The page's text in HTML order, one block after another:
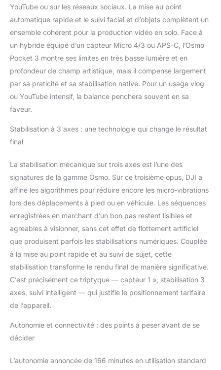
tout en restant au
centre du cadre. Mise
au point rapide et
précise - Osmo Pocket
3 se verrouille sur votre
sujet pour des
séquences nettes et
claires. Que ce soit
pour filmer des scènes
d’action ou des plans
moindres détails.
M et la prof. de couleur
d’enregistrer plus d’un
milliard de coul. et
d’obtenir des effets
visuels saisissants lors
de la post-production.
Idéal pour capturer les
levers et couchers de
soleil. Son immersif -
L’enregistrement stéréo
son de haute qualité et
d’améliorer vos vidéos
palpitantes aux
donne vie à vos
YouTube ou sur les réseaux sociaux. La mise au point
automatique rapide et le suivi facial et d’objets complètent un
ensemble cohérent pour la production vidéo en solo. Face à
un hybride équipé d’un capteur Micro 4/3 ou APS-C, l’Osmo
Pocket 3 montre ses limites en très basse lumière et en
profondeur de champ artistique, mais il compense largement
par sa praticité et sa stabilisation native. Pour un usage vlog
ou YouTube intensif, la balance penchera souvent en sa
faveur.
Stabilisation à 3 axes : une technologie qui change le résultat
final
La stabilisation mécanique sur trois axes est l’une des
signatures de la gamme Osmo. Sur ce troisième opus, DJI a
affiné les algorithmes pour réduire encore les micro-vibrations
lors des déplacements à pied ou en véhicule. Les séquences
enregistrées en marchant d’un bon pas restent lisibles et
agréables à visionner, sans cet effet de flottement artificiel
que produisent parfois les stabilisations numériques. Couplée
à la mise au point rapide et au suivi de sujet, cette
stabilisation transforme le rendu final de manière significative.
C’est précisément ce triptyque — capteur 1 », stabilisation 3
axes, suivi intelligent — qui justifie le positionnement tarifaire
de l’appareil.
Autonomie et connectivité : des points à peser avant de se
décider
L’autonomie annoncée de 166 minutes en utilisation standard